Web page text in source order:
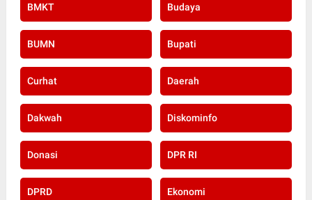
BMKT Budaya
BUMN Bupati
Curhat Daerah
Dakwah Diskominfo
Donasi DPR RI
DPRD Ekonomi